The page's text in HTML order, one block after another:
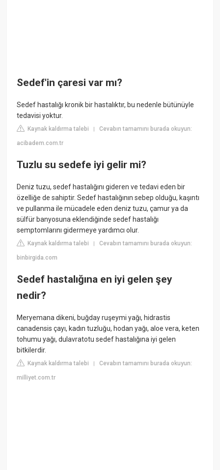
Sedef'in çaresi var mı?
Sedef hastalığı kronik bir hastalıktır, bu nedenle bütünüyle
tedavisi yoktur.
Kaynak kaldırma talebi |Cevabın tamamını burada okuyun:
acibadem.com.tr
Tuzlu su sedefe iyi gelir mi?
Deniz tuzu, sedef hastalığını gideren ve tedavi eden bir
özelliğe de sahiptir. Sedef hastalığının sebep olduğu, kaşıntı
ve pullanma ile mücadele eden deniz tuzu, çamur ya da
sülfür banyosuna eklendiğinde sedef hastalığı
semptomlarını gidermeye yardımcı olur.
Kaynak kaldırma talebi |Cevabın tamamını burada okuyun:
binbirgida.com
Sedef hastalığına en iyi gelen şey
nedir?
Meryemana dikeni, buğday ruşeymi yağı, hidrastis
canadensis çayı, kadın tuzluğu, hodan yağı, aloe vera, keten
tohumu yağı, dulavratotu sedef hastalığına iyi gelen
bitkilerdir.
Kaynak kaldırma talebi |Cevabın tamamını burada okuyun:
milliyet.com.tr